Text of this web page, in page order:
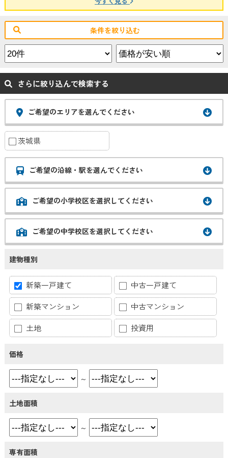
条件を絞り込む
さらに絞り込んで検索する
ご希望のエリアを選んでください
茨城県
ご希望の沿線・駅を選んでください
ご希望の小学校区を選択してください
ご希望の中学校区を選択してください
建物種別
新築一戸建て
中古一戸建て
新築マンション
中古マンション
土地
投資用
価格
～
土地面積
～
専有面積